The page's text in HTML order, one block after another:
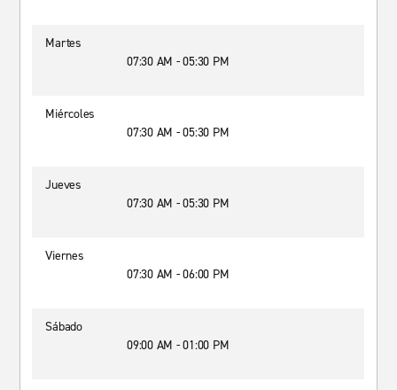
Martes
07:30 AM - 05:30 PM
Miércoles
07:30 AM - 05:30 PM
Jueves
07:30 AM - 05:30 PM
Viernes
07:30 AM - 06:00 PM
Sábado
09:00 AM - 01:00 PM